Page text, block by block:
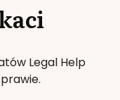
Legal Help